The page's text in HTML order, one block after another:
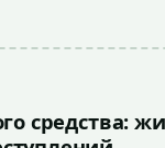
средства: